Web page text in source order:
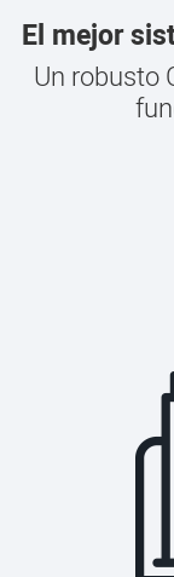
El mejor
Un robusto